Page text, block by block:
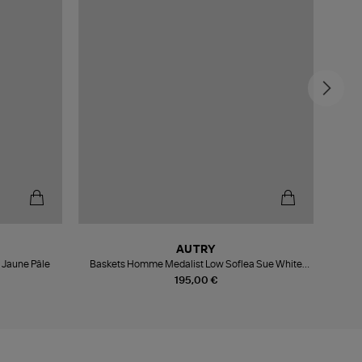
Pâle
195,00 €
AUTRY
Baskets Homme Medalist Low Soflea Sue White
Cemento